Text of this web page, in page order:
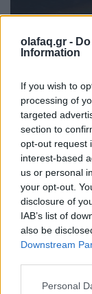
olafaq.gr -
Information
If you wish to
processing of
targeted
section to
opt-out request
interest-based
us or personal
your opt-out.
disclosure of
IAB’s list of
also be
Downstream
Personal
Πηγή: